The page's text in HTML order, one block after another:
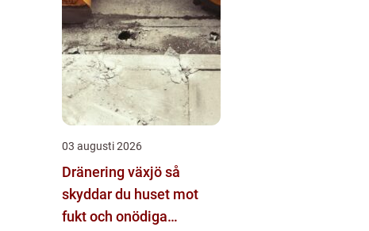
03 augusti 2026
Dränering växjö så
skyddar du huset mot
fukt och onödiga